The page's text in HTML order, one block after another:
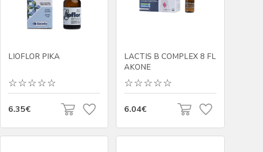
LIOFLOR PIKA
6.35€
LACTIS B COMPLEX 8 FL
AKONE
6.04€